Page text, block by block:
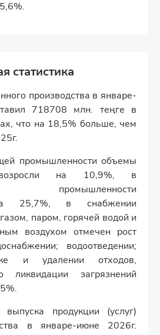
статистика
производства в январе-
718708 млн. теңге в
что на 18,5% больше, чем
промышленности объемы
возросли на 10,9%, в
промышленности
25,7%, в снабжении
паром, горячей водой и
воздухом отмечен рост
водоотведении;
и удалении отходов,
ликвидации загрязнений
продукции (услуг)
в январе-июне 2026г.